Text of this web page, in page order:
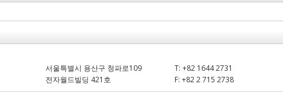
서울특별시 용산구 청파로109
전자월드빌딩 421호
T:+82 1644 2731
F:+82 2 715 2738